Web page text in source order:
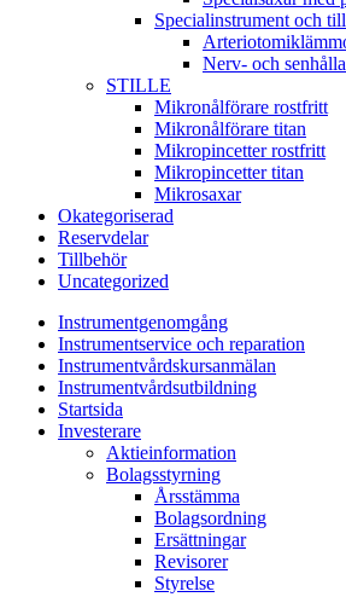
Specialinstrument och
Nerv- och
STILLE
Mikronålförare rostfritt
Mikronålförare titan
Mikropincetter rostfritt
Mikropincetter titan
Mikrosaxar
Okategoriserad
Reservdelar
Tillbehör
Uncategorized
Instrumentgenomgång
Instrumentservice och reparation
Instrumentvårdskursanmälan
Instrumentvårdsutbildning
Startsida
Investerare
Aktieinformation
Bolagsstyrning
Årsstämma
Bolagsordning
Ersättningar
Revisorer
Styrelse